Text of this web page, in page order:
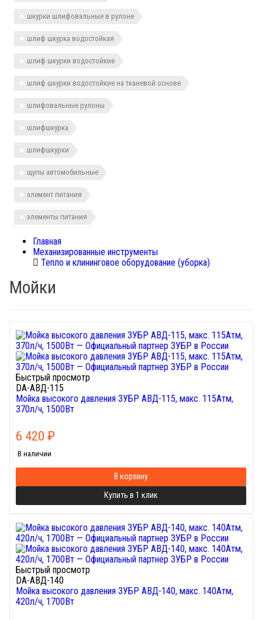
шкурки шлифовальные в рулоне
шлиф шкурка водостойкая
шлиф шкурки водостойкие
шлиф шкурки водостойкие на тканевой основе
шлифовальные рулоны
шлифшкурка
шлифшкурки
щупы автомобильные
элемент питания
элементы питания
Главная
Механизированные инструменты
Тепло и клининговое оборудование (уборка)
Мойки
Быстрый просмотр
DA-АВД-115
Мойка высокого давления ЗУБР АВД-115, макс. 115Атм,
370л/ч, 1500Вт
6 420 ₽
В наличии
В корзину
Купить в 1 клик
Быстрый просмотр
DA-АВД-140
Мойка высокого давления ЗУБР АВД-140, макс. 140Атм,
420л/ч, 1700Вт